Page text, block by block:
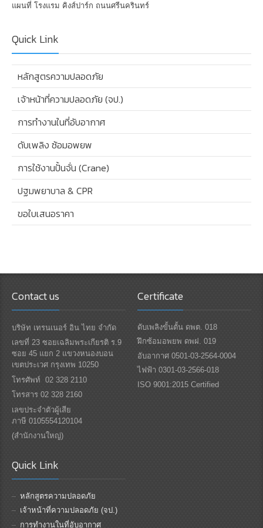
แผนที่ โรงแรม คิงส์ปาร์ก ถนนศรีนครินทร์
Quick Link
หลักสูตรความปลอดภัย
เจ้าหน้าที่ความปลอดภัย (จป.)
การทำงานในที่อับอากาศ
ดับเพลิง ซ้อมอพยพ
การใช้งานปั้นจั่น (Crane)
ปฐมพยาบาล & CPR
ขอใบเสนอราคา
Contact us
บริษัท เทรนเนอร์ อิน ไทย จำกัด
เลขที่ 23 ซอยเฉลิมพระเกียรติ ร.9
ซอย 45 แยก 2 แขวงหนองบอน
เขตประเวศ กรุงเทพ 10250
โทรศัพท์ 02 328 2110
โทรสาร 02 328 2160
เลขประจำตัวผู้เสีย
ภาษี 0105554120104
(สำนักงานใหญ่)
Certificate
ดับเพลิงขั้นตั้น ดพต. 018
ฝึกซ้อมอพยพ ดพฝ. 019
อับอากาศ 0501-03-2564-0004
ไฟฟ้า 0301-03-2566-018
ISO 9001:2015 Certified
Quick Link
หลักสูตรความปลอดภัย
เจ้าหน้าที่ความปลอดภัย (จป.)
การทำงานในที่อับอากาศ